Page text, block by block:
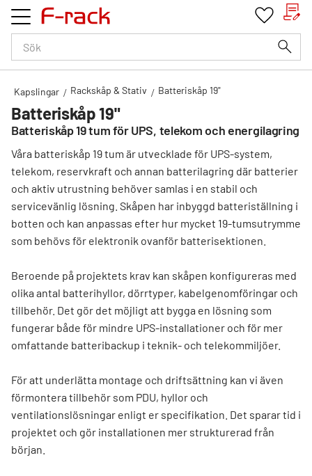
Kapslingar Rackskåp & Stativ Batteriskåp 19"
Batteriskåp 19"
Batteriskåp 19 tum för UPS, telekom och energilagring
Våra batteriskåp 19 tum är utvecklade för UPS-system,
telekom, reservkraft och annan batterilagring där batterier
och aktiv utrustning behöver samlas i en stabil och
servicevänlig lösning. Skåpen har inbyggd batteriställning i
botten och kan anpassas efter hur mycket 19-tumsutrymme
som behövs för elektronik ovanför batterisektionen.
Beroende på projektets krav kan skåpen konfigureras med
olika antal batterihyllor, dörrtyper, kabelgenomföringar och
tillbehör. Det gör det möjligt att bygga en lösning som
fungerar både för mindre UPS-installationer och för mer
omfattande batteribackup i teknik- och telekommiljöer.
För att underlätta montage och driftsättning kan vi även
förmontera tillbehör som PDU, hyllor och
ventilationslösningar enligt er specifikation. Det sparar tid i
projektet och gör installationen mer strukturerad från
början.